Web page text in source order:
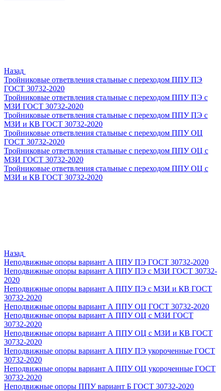
Назад
Тройниковые ответвления стальные с переходом ППУ ПЭ
ГОСТ 30732-2020
Тройниковые ответвления стальные с переходом ППУ ПЭ с
МЗИ ГОСТ 30732-2020
Тройниковые ответвления стальные с переходом ППУ ПЭ с
МЗИ и КВ ГОСТ 30732-2020
Тройниковые ответвления стальные с переходом ППУ ОЦ
ГОСТ 30732-2020
Тройниковые ответвления стальные с переходом ППУ ОЦ с
МЗИ ГОСТ 30732-2020
Тройниковые ответвления стальные с переходом ППУ ОЦ с
МЗИ и КВ ГОСТ 30732-2020
Назад
Неподвижные опоры вариант А ППУ ПЭ ГОСТ 30732-2020
Неподвижные опоры вариант А ППУ ПЭ с МЗИ ГОСТ 30732-
2020
Неподвижные опоры вариант А ППУ ПЭ с МЗИ и КВ ГОСТ
30732-2020
Неподвижные опоры вариант А ППУ ОЦ ГОСТ 30732-2020
Неподвижные опоры вариант А ППУ ОЦ с МЗИ ГОСТ
30732-2020
Неподвижные опоры вариант А ППУ ОЦ с МЗИ и КВ ГОСТ
30732-2020
Неподвижные опоры вариант А ППУ ПЭ укороченные ГОСТ
30732-2020
Неподвижные опоры вариант А ППУ ОЦ укороченные ГОСТ
30732-2020
Неподвижные опоры ППУ вариант Б ГОСТ 30732-2020